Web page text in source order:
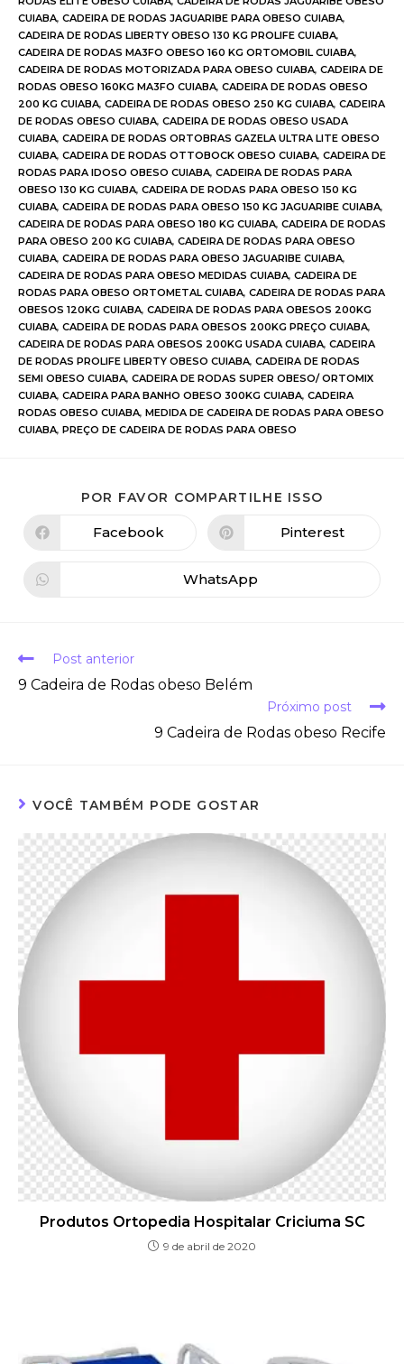
CUIABA, CADEIRA DE RODAS JAGUARIBE PARA OBESO CUIABA,
CADEIRA DE RODAS LIBERTY OBESO 130 KG PROLIFE CUIABA,
CADEIRA DE RODAS MA3FO OBESO 160 KG ORTOMOBIL CUIABA,
CADEIRA DE RODAS MOTORIZADA PARA OBESO CUIABA, CADEIRA DE
RODAS OBESO 160KG MA3FO CUIABA, CADEIRA DE RODAS OBESO
200 KG CUIABA, CADEIRA DE RODAS OBESO 250 KG CUIABA, CADEIRA
DE RODAS OBESO CUIABA, CADEIRA DE RODAS OBESO USADA
CUIABA, CADEIRA DE RODAS ORTOBRAS GAZELA ULTRA LITE OBESO
CUIABA, CADEIRA DE RODAS OTTOBOCK OBESO CUIABA, CADEIRA DE
RODAS PARA IDOSO OBESO CUIABA, CADEIRA DE RODAS PARA
OBESO 130 KG CUIABA, CADEIRA DE RODAS PARA OBESO 150 KG
CUIABA, CADEIRA DE RODAS PARA OBESO 150 KG JAGUARIBE CUIABA,
CADEIRA DE RODAS PARA OBESO 180 KG CUIABA, CADEIRA DE RODAS
PARA OBESO 200 KG CUIABA, CADEIRA DE RODAS PARA OBESO
CUIABA, CADEIRA DE RODAS PARA OBESO JAGUARIBE CUIABA,
CADEIRA DE RODAS PARA OBESO MEDIDAS CUIABA, CADEIRA DE
RODAS PARA OBESO ORTOMETAL CUIABA, CADEIRA DE RODAS PARA
OBESOS 120KG CUIABA, CADEIRA DE RODAS PARA OBESOS 200KG
CUIABA, CADEIRA DE RODAS PARA OBESOS 200KG PREÇO CUIABA,
CADEIRA DE RODAS PARA OBESOS 200KG USADA CUIABA, CADEIRA
DE RODAS PROLIFE LIBERTY OBESO CUIABA, CADEIRA DE RODAS
SEMI OBESO CUIABA, CADEIRA DE RODAS SUPER OBESO/ ORTOMIX
CUIABA, CADEIRA PARA BANHO OBESO 300KG CUIABA, CADEIRA
RODAS OBESO CUIABA, MEDIDA DE CADEIRA DE RODAS PARA OBESO
CUIABA, PREÇO DE CADEIRA DE RODAS PARA OBESO
POR FAVOR COMPARTILHE ISSO
Facebook Pinterest
WhatsApp
Post anterior
9 Cadeira de Rodas obeso Belém
Próximo post
9 Cadeira de Rodas obeso Recife
VOCÊ TAMBÉM PODE GOSTAR
Produtos Ortopedia Hospitalar Criciuma SC
9 de abril de 2020